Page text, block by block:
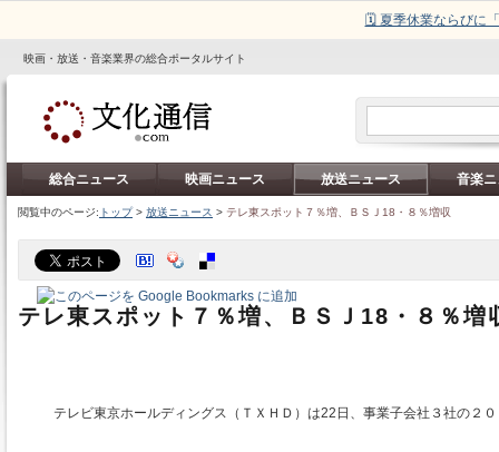
🗓️ 夏季休業ならびに
映画・放送・音楽業界の総合ポータルサイト
総合ニュース 映画ニュース 放送ニュース 音楽
閲覧中のページ: トップ> 放送ニュース > テレ東スポット７％増、ＢＳＪ18・８％増収
テレ東スポット７％増、ＢＳＪ18・８％増
テレビ東京ホールディングス（ＴＸＨＤ）は22日、事業子会社３社の２